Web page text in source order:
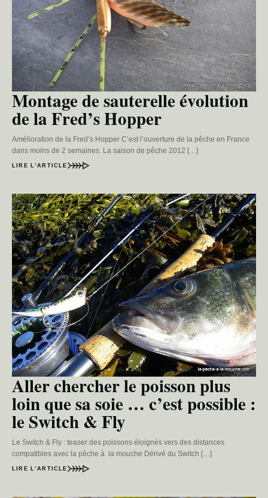
Montage de sauterelle évolution
de la Fred’s Hopper
Amélioration de la Fred’s Hopper C’est l’ouverture de la pêche en France
dans moins de 2 semaines. La saison de pêche 2012 […]
LIRE L’ARTICLE
Aller chercher le poisson plus
loin que sa soie … c’est possible :
le Switch & Fly
Le Switch & Fly : teaser des poissons éloignés vers des distances
compatibles avec la pêche à la mouche Dérivé du Switch […]
LIRE L’ARTICLE